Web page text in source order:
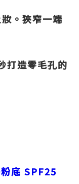
。狹窄一端
打造零毛孔的
底 SPF25